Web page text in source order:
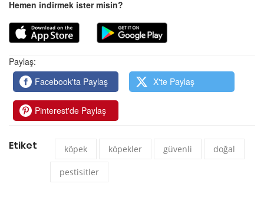
Hemen indirmek ister misin?
Paylaş:
Facebook'ta Paylaş
X'te Paylaş
Pinterest'de Paylaş
Etiket köpek köpekler güvenli doğal
pestisitler